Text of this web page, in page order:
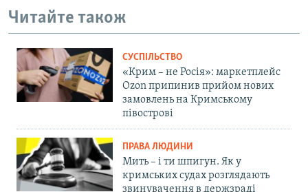
Читайте також
СУСПІЛЬСТВО
«Крим – не Росія»: маркетплейс
Ozon припинив прийом нових
замовлень на Кримському
півострові
ПРАВА ЛЮДИНИ
Мить – і ти шпигун. Як у
кримських судах розглядають
звинувачення в держзраді